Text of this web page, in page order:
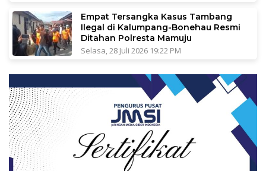
Empat Tersangka Kasus Tambang
Ilegal di Kalumpang-Bonehau Resmi
Ditahan Polresta Mamuju
Selasa, 28 Juli 2026 19:22 PM